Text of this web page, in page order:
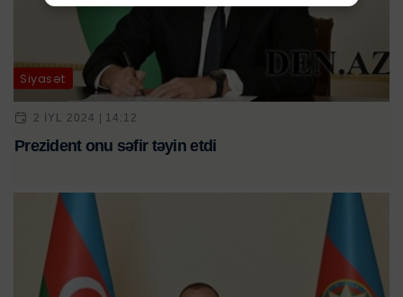
Siyasət
2 IYL 2024 | 14:12
Prezident onu səfir təyin etdi